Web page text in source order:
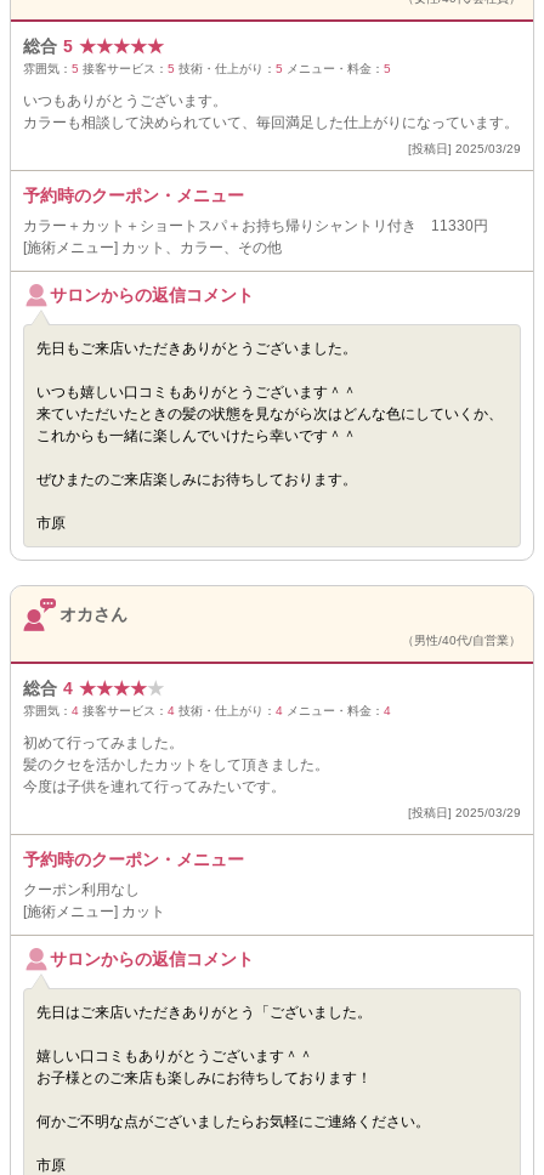
総合 5 ★★★★★
雰囲気： 5 接客サービス： 5 技術・仕上がり： 5 メニュー・料金： 5
いつもありがとうございます。
カラーも相談して決められていて、毎回満足した仕上がりになっています。
[投稿日] 2025/03/29
予約時のクーポン・メニュー
カラー＋カット＋ショートスパ＋お持ち帰りシャントリ付き 11330円
[施術メニュー] カット、カラー、その他
サロンからの返信コメント
先日もご来店いただきありがとうございました。
いつも嬉しい口コミもありがとうございます＾＾
来ていただいたときの髪の状態を見ながら次はどんな色にしていくか、
これからも一緒に楽しんでいけたら幸いです＾＾
ぜひまたのご来店楽しみにお待ちしております。
市原
オカさん
（男性/40代/自営業）
総合 4 ★★★★★
雰囲気： 4 接客サービス： 4 技術・仕上がり： 4 メニュー・料金： 4
初めて行ってみました。
髪のクセを活かしたカットをして頂きました。
今度は子供を連れて行ってみたいです。
[投稿日] 2025/03/29
予約時のクーポン・メニュー
クーポン利用なし
[施術メニュー] カット
サロンからの返信コメント
先日はご来店いただきありがとう「ございました。
嬉しい口コミもありがとうございます＾＾
お子様とのご来店も楽しみにお待ちしております！
何かご不明な点がございましたらお気軽にご連絡ください。
市原